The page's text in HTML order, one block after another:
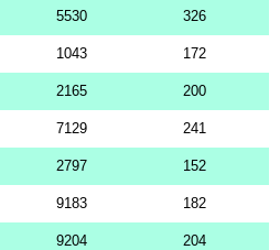
5530 326
1043 172
2165 200
7129 241
2797 152
9183 182
9204 204